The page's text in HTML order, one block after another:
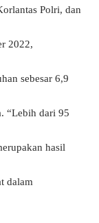
Polri, dan
2022,
sebesar 6,9
“Lebih dari 95
hasil
dalam